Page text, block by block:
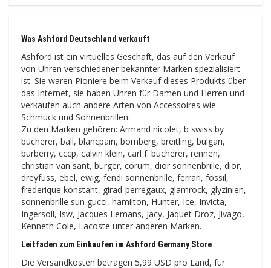
Was Ashford Deutschland verkauft
Ashford ist ein virtuelles Geschäft, das auf den Verkauf
von Uhren verschiedener bekannter Marken spezialisiert
ist. Sie waren Pioniere beim Verkauf dieses Produkts über
das Internet, sie haben Uhren für Damen und Herren und
verkaufen auch andere Arten von Accessoires wie
Schmuck und Sonnenbrillen.
Zu den Marken gehören: Armand nicolet, b swiss by
bucherer, ball, blancpain, bomberg, breitling, bulgari,
burberry, cccp, calvin klein, carl f. bucherer, rennen,
christian van sant, bürger, corum, dior sonnenbrille, dior,
dreyfuss, ebel, ewig, fendi sonnenbrille, ferrari, fossil,
frederique konstant, girad-perregaux, glamrock, glyzinien,
sonnenbrille sun gucci, hamilton, Hunter, Ice, Invicta,
Ingersoll, Isw, Jacques Lemans, Jacy, Jaquet Droz, Jivago,
Kenneth Cole, Lacoste unter anderen Marken.
Leitfaden zum Einkaufen im Ashford Germany Store
Die Versandkosten betragen 5,99 USD pro Land, für